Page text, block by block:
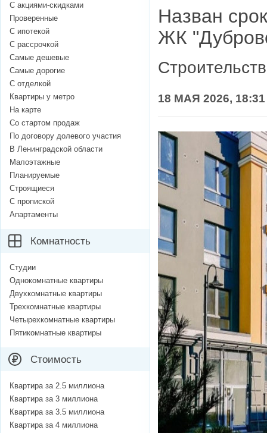
Назван
ЖК
18 МАЯ 2026, 18:31
С акциями-скидками
Проверенные
С ипотекой
С рассрочкой
Самые дешевые
Самые дорогие
С отделкой
Квартиры у метро
На карте
Со стартом продаж
По договору долевого участия
В Ленинградской области
Малоэтажные
Планируемые
Строящиеся
С пропиской
Апартаменты
Комнатность
Студии
Однокомнатные квартиры
Двухкомнатные квартиры
Трехкомнатные квартиры
Четырехкомнатные квартиры
Пятикомнатные квартиры
Стоимость
Квартира за 2.5 миллиона
Квартира за 3 миллиона
Квартира за 3.5 миллиона
Квартира за 4 миллиона